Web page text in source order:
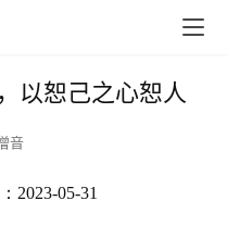
以恕己之心恕人
音
2023-05-31